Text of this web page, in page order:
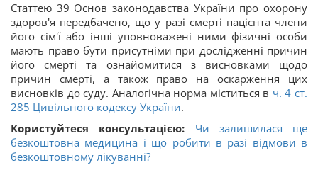
Статтею 39 Основ законодавства України про охорону
здоров'я передбачено, що у разі смерті пацієнта члени
його сім'ї або інші уповноважені ними фізичні особи
мають право бути присутніми при дослідженні причин
його смерті та ознайомитися з висновками щодо
причин смерті, а також право на оскарження цих
висновків до суду. Аналогічна норма міститься в ч. 4 ст.
285 Цивільного кодексу України.
Користуйтеся консультацією:
Чи залишилася ще
безкоштовна медицина і що робити в разі відмови в
безкоштовному лікуванні?